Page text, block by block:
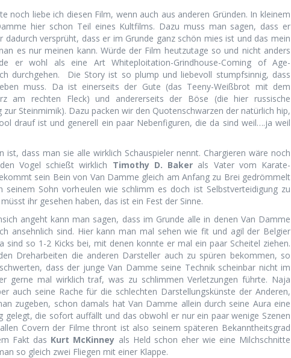
noch liebe ich diesen Film, wenn auch aus anderen Gründen. In kleinem
hier schon Teil eines Kultfilms. Dazu muss man sagen, dass er
dadurch versprüht, dass er im Grunde ganz schön mies ist und das mein
es nur meinen kann. Würde der Film heutzutage so und nicht anders
er wohl als eine Art Whiteploitation-Grindhouse-Coming of Age-
durchgehen. Die Story ist so plump und liebevoll stumpfsinnig, dass
muss. Da ist einerseits der Gute (das Teeny-Weißbrot mit dem
am rechten Fleck) und andererseits der Böse (die hier russische
zur Steinmimik). Dazu packen wir den Quotenschwarzen der natürlich hip,
drauf ist und generell ein paar Nebenfiguren, die da sind weil….ja weil
ist, dass man sie alle wirklich Schauspieler nennt. Chargieren wäre noch
Vogel schießt wirklich Timothy D. Baker als Vater vom Karate-
sein Bein von Van Damme gleich am Anfang zu Brei gedrömmelt
seinem Sohn vorheulen wie schlimm es doch ist Selbstverteidigung zu
ihr gesehen haben, das ist ein Fest der Sinne.
angeht kann man sagen, dass im Grunde alle in denen Van Damme
ansehnlich sind. Hier kann man mal sehen wie fit und agil der Belgier
sind so 1-2 Kicks bei, mit denen konnte er mal ein paar Scheitel ziehen.
Dreharbeiten die anderen Darsteller auch zu spüren bekommen, so
dass der junge Van Damme seine Technik scheinbar nicht im
gerne mal wirklich traf, was zu schlimmen Verletzungen führte. Naja
auch seine Rache für die schlechten Darstellungskünste der Anderen,
zugeben, schon damals hat Van Damme allein durch seine Aura eine
gelegt, die sofort auffällt und das obwohl er nur ein paar wenige Szenen
Covern der Filme thront ist also seinem späteren Bekanntheitsgrad
Fakt das Kurt McKinney als Held schon eher wie eine Milchschnitte
so gleich zwei Fliegen mit einer Klappe.